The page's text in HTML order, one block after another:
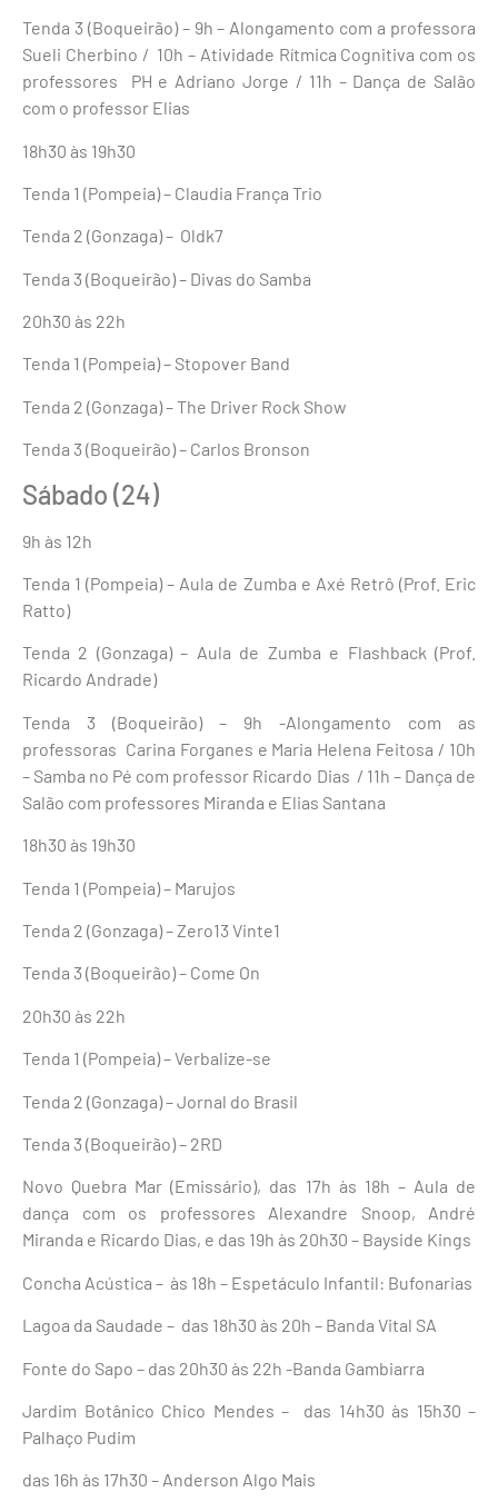
Tenda 3 (Boqueirão) – 9h – Alongamento com a professora
Sueli Cherbino / 10h – Atividade Rítmica Cognitiva com os
professores PH e Adriano Jorge / 11h – Dança de Salão
com o professor Elias
18h30 às 19h30
Tenda 1 (Pompeia) – Claudia França Trio
Tenda 2 (Gonzaga) – Oldk7
Tenda 3 (Boqueirão) – Divas do Samba
20h30 às 22h
Tenda 1 (Pompeia) – Stopover Band
Tenda 2 (Gonzaga) – The Driver Rock Show
Tenda 3 (Boqueirão) – Carlos Bronson
Sábado (24)
9h às 12h
Tenda 1 (Pompeia) – Aula de Zumba e Axé Retrô (Prof. Eric
Ratto)
Tenda 2 (Gonzaga) – Aula de Zumba e Flashback (Prof.
Ricardo Andrade)
Tenda 3 (Boqueirão) – 9h -Alongamento com as
professoras Carina Forganes e Maria Helena Feitosa / 10h
– Samba no Pé com professor Ricardo Dias / 11h – Dança de
Salão com professores Miranda e Elias Santana
18h30 às 19h30
Tenda 1 (Pompeia) – Marujos
Tenda 2 (Gonzaga) – Zero13 Vinte1
Tenda 3 (Boqueirão) – Come On
20h30 às 22h
Tenda 1 (Pompeia) – Verbalize-se
Tenda 2 (Gonzaga) – Jornal do Brasil
Tenda 3 (Boqueirão) – 2RD
Novo Quebra Mar (Emissário), das 17h às 18h – Aula de
dança com os professores Alexandre Snoop, André
Miranda e Ricardo Dias, e das 19h às 20h30 – Bayside Kings
Concha Acústica – às 18h – Espetáculo Infantil: Bufonarias
Lagoa da Saudade – das 18h30 às 20h – Banda Vital SA
Fonte do Sapo – das 20h30 às 22h -Banda Gambiarra
Jardim Botânico Chico Mendes – das 14h30 às 15h30 –
Palhaço Pudim
das 16h às 17h30 – Anderson Algo Mais